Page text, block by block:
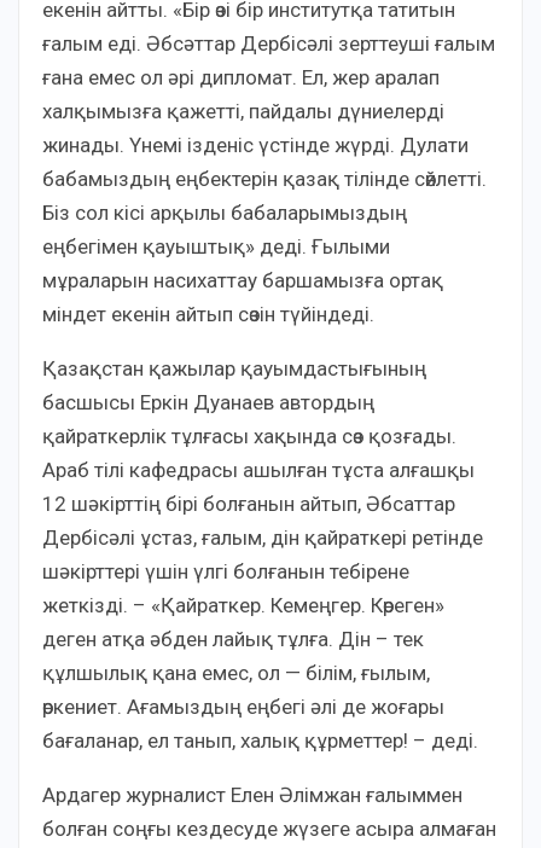
екенін айтты. «Бір өзі бір институтқа татитын
ғалым еді. Әбсәттар Дербісәлі зерттеуші ғалым
ғана емес ол әрі дипломат. Ел, жер аралап
халқымызға қажетті, пайдалы дүниелерді
жинады. Үнемі ізденіс үстінде жүрді. Дулати
бабамыздың еңбектерін қазақ тілінде сөйлетті.
Біз сол кісі арқылы бабаларымыздың
еңбегімен қауыштық» деді. Ғылыми
мұраларын насихаттау баршамызға ортақ
міндет екенін айтып сөзін түйіндеді.
Қазақстан қажылар қауымдастығының
басшысы Еркін Дуанаев автордың
қайраткерлік тұлғасы хақында сөз қозғады.
Араб тілі кафедрасы ашылған тұста алғашқы
12 шәкірттің бірі болғанын айтып, Әбсаттар
Дербісәлі ұстаз, ғалым, дін қайраткері ретінде
шәкірттері үшін үлгі болғанын тебірене
жеткізді. – «Қайраткер. Кемеңгер. Көреген»
деген атқа әбден лайық тұлға. Дін – тек
құлшылық қана емес, ол — білім, ғылым,
өркениет. Ағамыздың еңбегі әлі де жоғары
бағаланар, ел танып, халық құрметтер! – деді.
Ардагер журналист Елен Әлімжан ғалыммен
болған соңғы кездесуде жүзеге асыра алмаған